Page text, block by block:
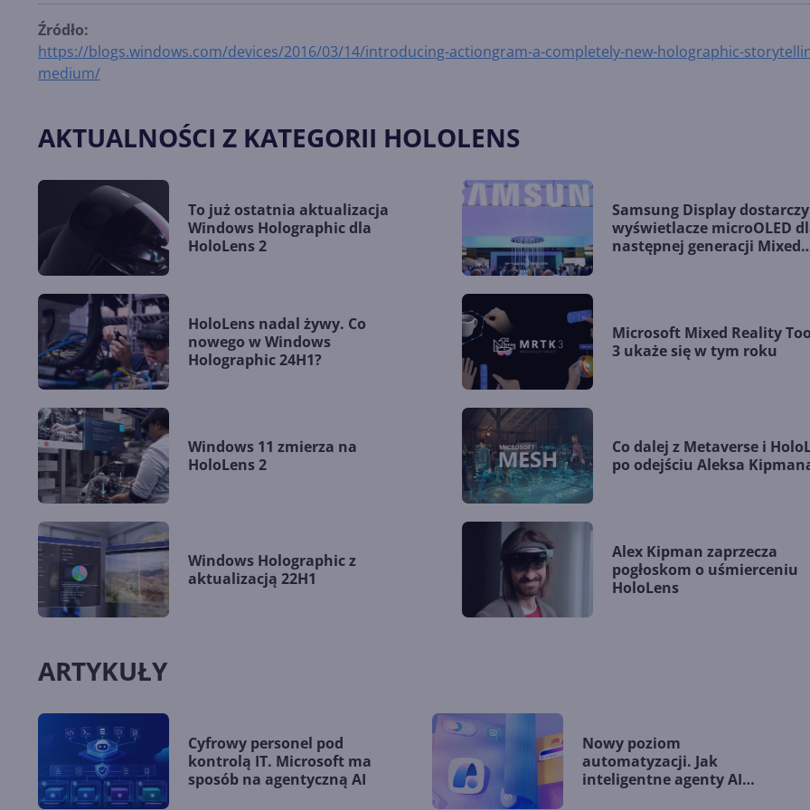
Źródło:
https://blogs.windows.com/devices/2016/03/14/introducing-actiongram-a-completely-new-holographic-
medium/
AKTUALNOŚCI Z KATEGORII HOLOLENS
To już ostatnia aktualizacja
Windows Holographic dla
HoloLens 2
Samsung Display dostarczy
wyświetlacze microOLED
następnej generacji Mixed
HoloLens nadal żywy. Co
nowego w Windows
Holographic 24H1?
Microsoft Mixed Reality
3 ukaże się w tym roku
Windows 11 zmierza na
HoloLens 2
Co dalej z Metaverse i
po odejściu Aleksa
Windows Holographic z
aktualizacją 22H1
Alex Kipman zaprzecza
pogłoskom o uśmierceniu
HoloLens
ARTYKUŁY
Cyfrowy personel pod
kontrolą IT. Microsoft ma
sposób na agentyczną AI
Nowy poziom
automatyzacji. Jak
inteligentne agenty AI